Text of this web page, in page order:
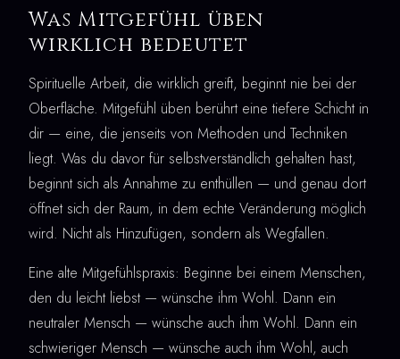
Was Mitgefühl üben
wirklich bedeutet
Spirituelle Arbeit, die wirklich greift, beginnt nie bei der
Oberfläche. Mitgefühl üben berührt eine tiefere Schicht in
dir — eine, die jenseits von Methoden und Techniken
liegt. Was du davor für selbstverständlich gehalten hast,
beginnt sich als Annahme zu enthüllen — und genau dort
öffnet sich der Raum, in dem echte Veränderung möglich
wird. Nicht als Hinzufügen, sondern als Wegfallen.
Eine alte Mitgefühlspraxis: Beginne bei einem Menschen,
den du leicht liebst — wünsche ihm Wohl. Dann ein
neutraler Mensch — wünsche auch ihm Wohl. Dann ein
schwieriger Mensch — wünsche auch ihm Wohl, auch